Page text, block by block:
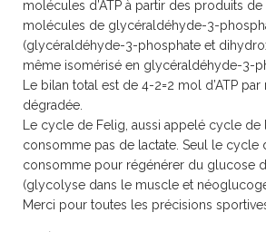
molécules d’ATP à partir des produits de
molécules de glycéraldéhyde-3-
(glycéraldéhyde-3-phosphate et
même isomérisé en glycéraldéhyde-3-
Le bilan total est de 4-2=2 mol d’ATP
dégradée.
Le cycle de Felig, aussi appelé cycle de
consomme pas de lactate. Seul le cycle
consomme pour régénérer du glucose
(glycolyse dans le muscle et
Merci pour toutes les précisions